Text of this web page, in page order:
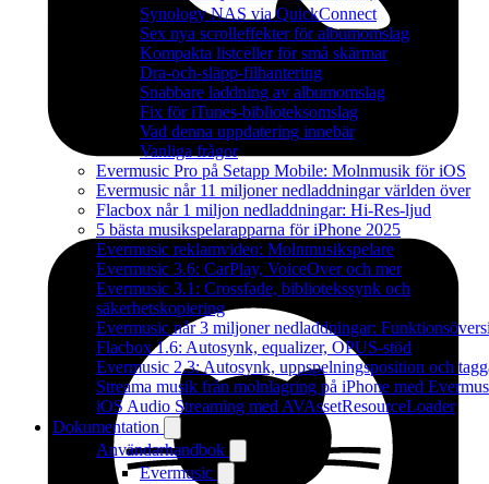
Synology NAS via QuickConnect
Sex nya scrolleffekter för albumomslag
Kompakta listceller för små skärmar
Dra-och-släpp-filhantering
Snabbare laddning av albumomslag
Fix för iTunes-biblioteksomslag
Vad denna uppdatering innebär
Vanliga frågor
Evermusic Pro på Setapp Mobile: Molnmusik för iOS
Evermusic når 11 miljoner nedladdningar världen över
Flacbox når 1 miljon nedladdningar: Hi-Res-ljud
5 bästa musikspelarapparna för iPhone 2025
Evermusic reklamvideo: Molnmusikspelare
Evermusic 3.6: CarPlay, VoiceOver och mer
Evermusic 3.1: Crossfade, bibliotekssynk och
säkerhetskopiering
Evermusic når 3 miljoner nedladdningar:
Flacbox 1.6: Autosynk, equalizer, OPUS-stöd
Evermusic 2.3: Autosynk, uppspelningsposition och
Streama musik från molnlagring på iPhone med
iOS Audio Streaming med AVAssetResourceLoader
Dokumentation
Användarhandbok
Evermusic